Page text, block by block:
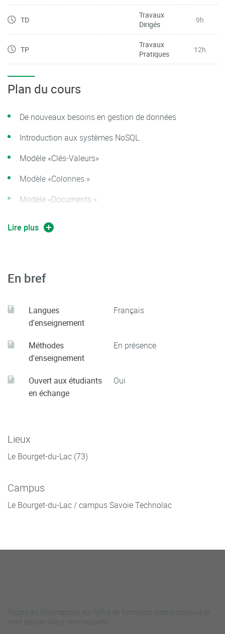
TD
Travaux
Dirigés
9h
TP
Travaux
Pratiques
12h
Plan du cours
De nouveaux besoins en gestion de données
Introduction aux systèmes NoSQL
Modèle «Clés-Valeurs»
Modèle «Colonnes »
Modèle «Documents »
Modèle «Graphes»
Lire plus
En bref
Langues
d'enseignement
Français
Méthodes
d'enseignement
En présence
Ouvert aux étudiants
en échange
Oui
Lieux
Le Bourget-du-Lac (73)
Campus
Le Bourget-du-Lac / campus Savoie Technolac
Toutes les informations sur l'offre de formation sont indicatives et
n'ont pas de valeur contractuelle.